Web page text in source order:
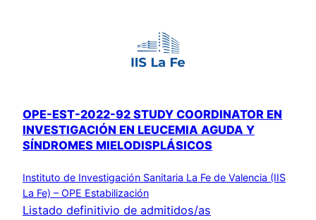
OPE-EST-2022-92 STUDY COORDINATOR EN
INVESTIGACIÓN EN LEUCEMIA AGUDA Y
SÍNDROMES MIELODISPLÁSICOS
Instituto de Investigación Sanitaria La Fe de Valencia (IIS
La Fe) – OPE Estabilización
Listado definitivio de admitidos/as